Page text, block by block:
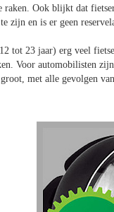
raken. Ook blijkt dat
zijn en is er geen
tot 23 jaar) erg veel
Voor automobilisten
met alle gevolgen